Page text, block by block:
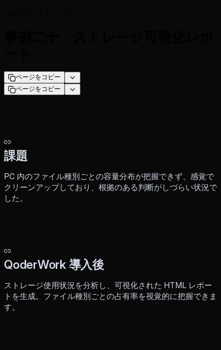
ページをコピー
ページをコピー
課題
PC 内のファイル種別ごとの容量分布が把握できず、感覚で
クリーンアップしており、根拠のある判断がしづらい状況で
した。
QoderWork 導入後
ストレージ使用状況を分析し、可視化された HTML レポー
トを生成。ファイル種別ごとの占有率を視覚的に把握できま
す。